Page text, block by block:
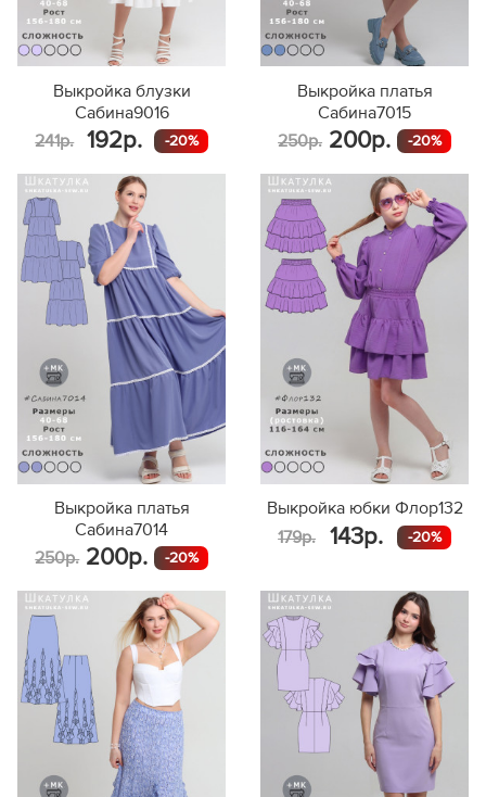
Выкройка блузки
Сабина9016
241р.
192р. -20%
Выкройка платья
Сабина7015
250р. 200р. -20%
Выкройка платья
Сабина7014
250р. 200р. -20%
Выкройка юбки Флор132
179р.
143р. -20%